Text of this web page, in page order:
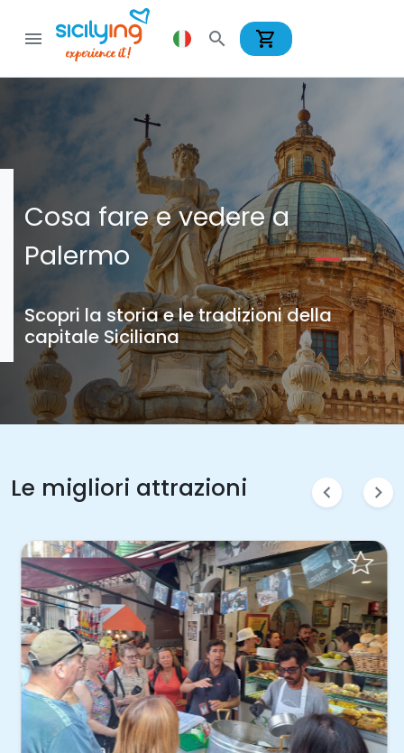
menu search shopping_cart
Cosa fare e vedere a
Palermo
Scopri la storia e le tradizioni della
capitale Siciliana
Le migliori attrazioni chevron_left chevron_right